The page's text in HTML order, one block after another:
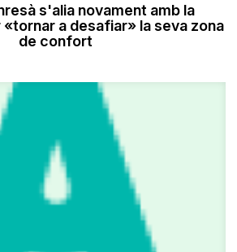
s'alia novament amb la
a desafiar» la seva zona
de confort